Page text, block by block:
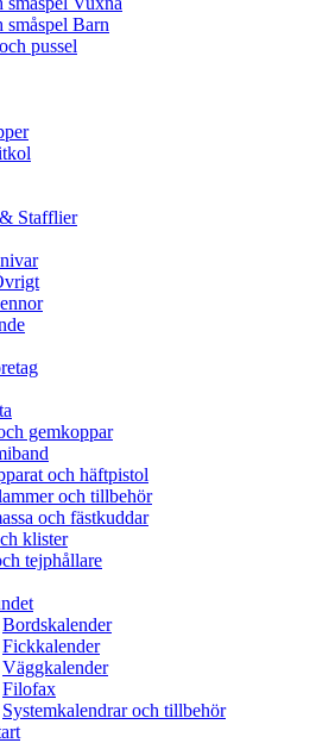
småspel Barn
pussel
Stafflier
gemkoppar
och häftpistol
och tillbehör
och fästkuddar
klister
tejphållare
Bordskalender
Fickkalender
Väggkalender
Filofax
Systemkalendrar och tillbehör